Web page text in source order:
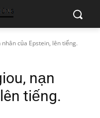
của Epstein, lên tiếng.
nạn
tiếng.